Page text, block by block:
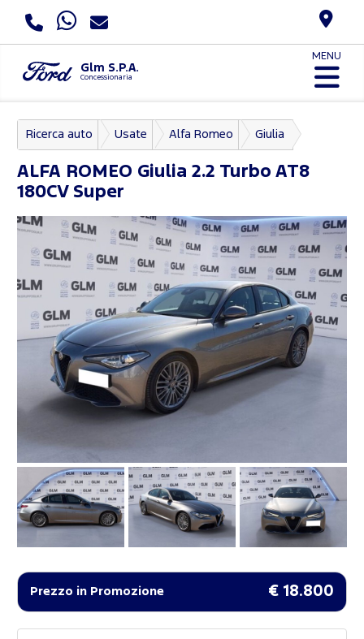
Glm S.P.A.
Concessionaria
MENU
Ricerca auto Usate Alfa Romeo Giulia
ALFA ROMEO Giulia 2.2 Turbo AT8
180CV Super
Prezzo in Promozione € 18.800